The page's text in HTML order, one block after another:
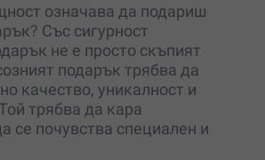
означава да подариш
Със сигурност
не е просто скъпият
подарък трябва да
качество, уникалност и
трябва да кара
се почувства специален и